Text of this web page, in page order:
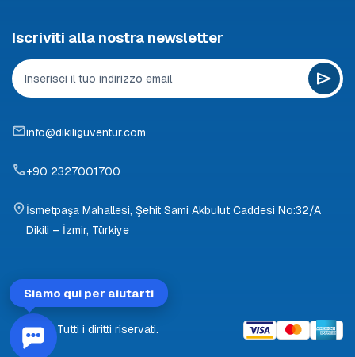
Iscriviti alla nostra newsletter
info@dikiliguventur.com
+90 2327001700
İsmetpaşa Mahallesi, Şehit Sami Akbulut Caddesi No:32/A
Dikili – İzmir, Türkiye
© 2026 Tutti i diritti riservati.
Siamo qui per aiutarti